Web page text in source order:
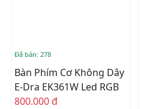
Đã bán: 278
Bàn Phím Cơ Không Dây
E-Dra EK361W Led RGB
800.000 đ